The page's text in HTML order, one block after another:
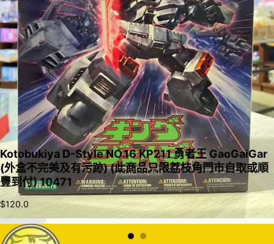
入購物車
Kotobukiya D-Style NO.16 KP211 勇者王 GaoGaiGar
(外盒不完美及有污跡) (此商品只限荔枝角門市自取或順
豐到付) 10471
$120.0